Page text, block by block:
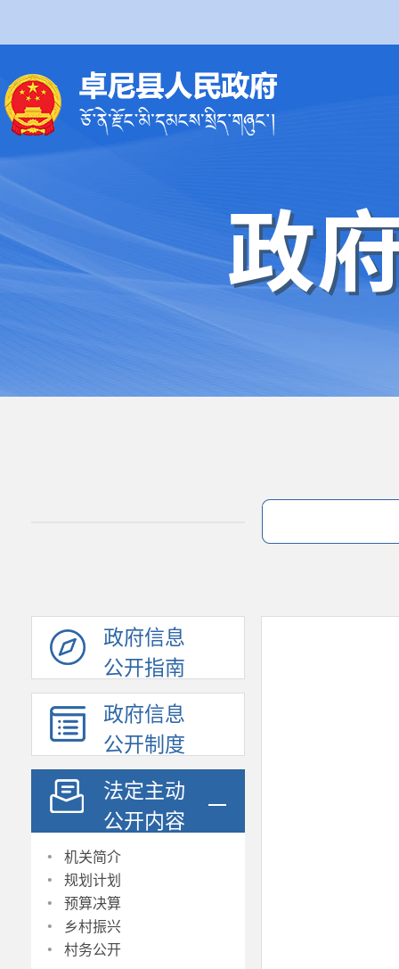
政府信息
公开指南
政府信息
公开制度
法定主动
公开内容
· 机关简介
· 规划计划
· 预算决算
· 乡村振兴
· 村务公开